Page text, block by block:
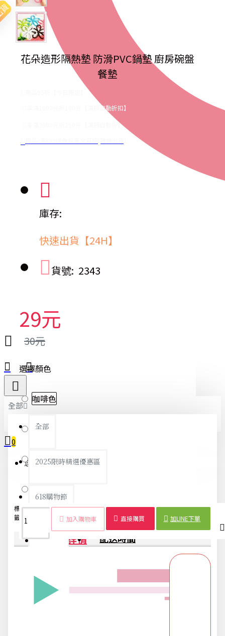
全部
全部
2025限時精選優惠區
618購物節
DIY專區
交換禮物專區 95折
0
您的購物車內沒有商品！
花朵造形隔熱墊 防滑PVC鍋墊 廚房碗盤
餐墊
享滿1000元折100元【滿額自動折扣】
享滿2000元折250元【滿額自動折】
庫存:
快速出貨【24H】
貨號: 2343
29元
30元
選擇顏色
咖啡色
粉紅
綠色
加入購物車 直接購買 加LINE下單
標
籤：
花
造
隔熱
墊
防
滑
PVC
鍋
墊
廚
房
碗
盤
餐
墊
美
觀
商品詳情 配送時間